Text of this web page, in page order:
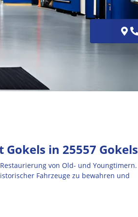
in 25557 Gokels
von Old- und Youngtimern.
Fahrzeuge zu bewahren und